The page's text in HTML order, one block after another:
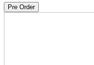
Pre Order